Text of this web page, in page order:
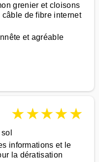
grenier et cloisons
de fibre internet
et agréable
★★★★★
informations et le
la dératisation